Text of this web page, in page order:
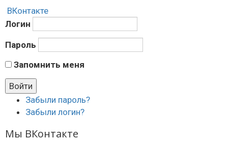
ВКонтакте
Логин
Пароль
Запомнить меня
Забыли пароль?
Забыли логин?
Мы ВКонтакте